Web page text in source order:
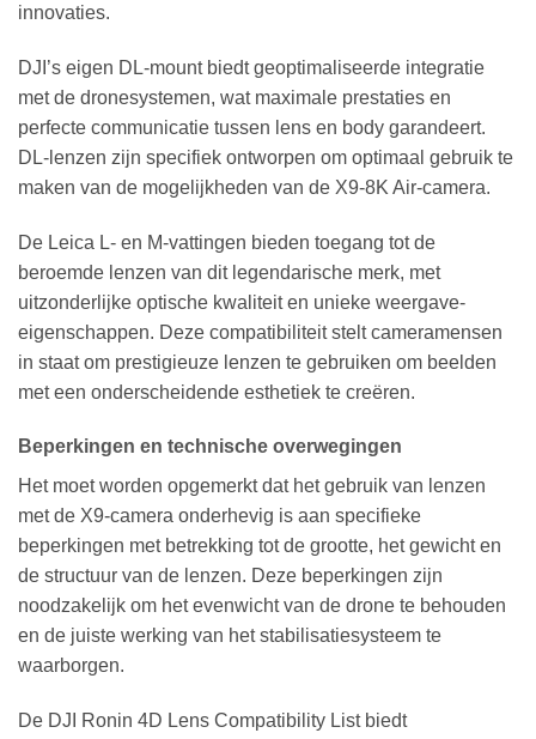
innovaties.
DJI’s eigen DL-mount biedt geoptimaliseerde integratie
met de dronesystemen, wat maximale prestaties en
perfecte communicatie tussen lens en body garandeert.
DL-lenzen zijn specifiek ontworpen om optimaal gebruik te
maken van de mogelijkheden van de X9-8K Air-camera.
De Leica L- en M-vattingen bieden toegang tot de
beroemde lenzen van dit legendarische merk, met
uitzonderlijke optische kwaliteit en unieke weergave-
eigenschappen. Deze compatibiliteit stelt cameramensen
in staat om prestigieuze lenzen te gebruiken om beelden
met een onderscheidende esthetiek te creëren.
Beperkingen en technische overwegingen
Het moet worden opgemerkt dat het gebruik van lenzen
met de X9-camera onderhevig is aan specifieke
beperkingen met betrekking tot de grootte, het gewicht en
de structuur van de lenzen. Deze beperkingen zijn
noodzakelijk om het evenwicht van de drone te behouden
en de juiste werking van het stabilisatiesysteem te
waarborgen.
De DJI Ronin 4D Lens Compatibility List biedt